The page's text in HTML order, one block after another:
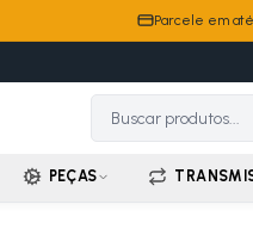
Parcele em até
PEÇAS